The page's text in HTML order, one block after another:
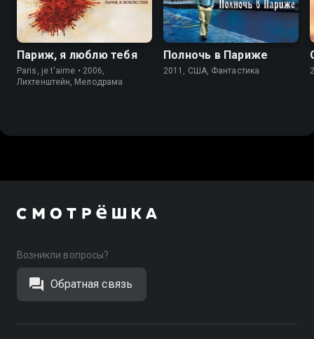
Париж, я люблю тебя
Paris, je t'aime • 2006,
Лихтенштейн, Мелодрама
Полночь в Париже
2011, США, Фантастика
Возникли вопросы?
Обратная связь